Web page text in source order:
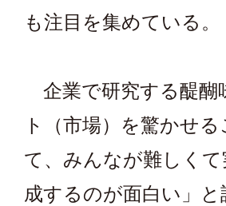
も注目を集めている。
企業で研究する醍醐
ト（市場）を驚かせ
て、みんなが難しく
成するのが面白い」と